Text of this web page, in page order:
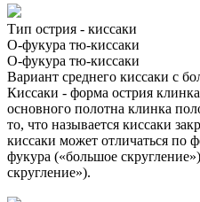
Тип острия - киссаки
О-фукура тю-киссаки
О-фукура тю-киссаки
Вариант среднего киссаки с
Киссаки - форма острия
основного полотна клинка
то, что называется киссаки
киссаки может отличаться по
фукура («большое
скругление»).